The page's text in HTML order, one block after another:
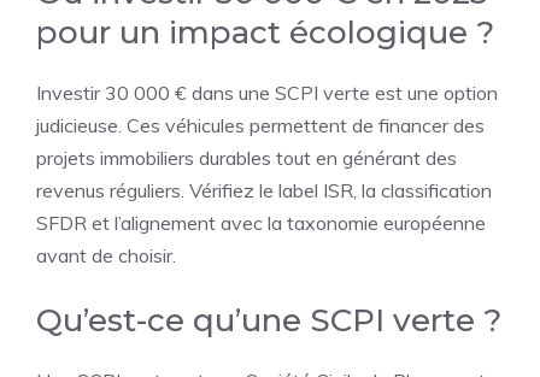
pour un impact écologique ?
Investir 30 000 € dans une SCPI verte est une option
judicieuse. Ces véhicules permettent de financer des
projets immobiliers durables tout en générant des
revenus réguliers. Vérifiez le label ISR, la classification
SFDR et l’alignement avec la taxonomie européenne
avant de choisir.
Qu’est-ce qu’une SCPI verte ?